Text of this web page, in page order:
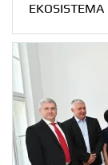
EKOSISTEMA